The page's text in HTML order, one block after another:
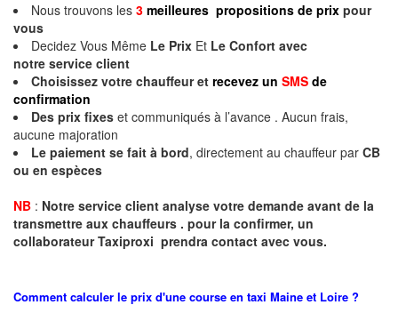
Nous trouvons les 3 meilleures propositions de prix pour
vous
Decidez Vous Même Le Prix Et Le Confort avec
notre service client
Choisissez votre chauffeur et recevez un SMS de
confirmation
Des prix fixes et communiqués à l’avance . Aucun frais,
aucune majoration
Le paiement se fait à bord, directement au chauffeur par CB
ou en espèces
NB : Notre service client analyse votre demande avant de la
transmettre aux chauffeurs . pour la confirmer, un
collaborateur Taxiproxi prendra contact avec vous.
Comment calculer le prix d'une course en taxi Maine et Loire ?